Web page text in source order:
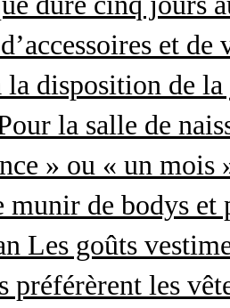
et
la disposition de
la salle de
» ou « un
munir de bodys
Les goûts
préférèrent les